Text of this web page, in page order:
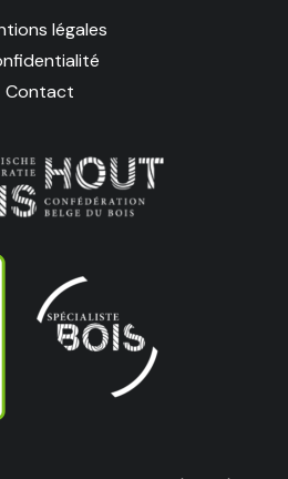
légales
Contact